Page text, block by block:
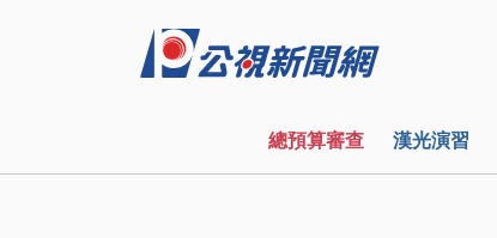
總預算審查 漢光演習